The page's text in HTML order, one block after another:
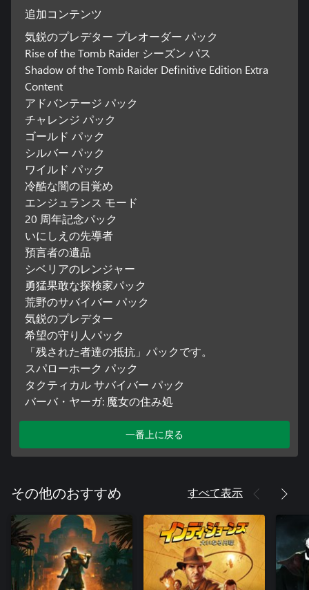
追加コンテンツ
気鋭のプレデター プレオーダー パック
Rise of the Tomb Raider シーズン パス
Shadow of the Tomb Raider Definitive Edition Extra
Content
アドバンテージ パック
チャレンジ パック
ゴールド パック
シルバー パック
ワイルド パック
冷酷な闇の目覚め
エンジュランス モード
20 周年記念パック
いにしえの先導者
預言者の遺品
シベリアのレンジャー
勇猛果敢な探検家パック
荒野のサバイバー パック
気鋭のプレデター
希望の守り人パック
「残された者達の抵抗」パックです。
スパローホーク パック
タクティカル サバイバー パック
バーバ・ヤーガ: 魔女の住み処
一番上に戻る
その他のおすすめ すべて表示